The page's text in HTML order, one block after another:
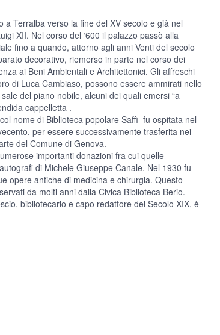
Terralba verso la fine del XV secolo e già nel
XII. Nel corso del ‘600 il palazzo passò alla
fino a quando, attorno agli anni Venti del secolo
decorativo, riemerso in parte nel corso dei
ai Beni Ambientali e Architettonici. Gli affreschi
di Luca Cambiaso, possono essere ammirati nello
del piano nobile, alcuni dei quali emersi “a
cappelletta .
nome di Biblioteca popolare Saffi fu ospitata nel
per essere successivamente trasferita nei
del Comune di Genova.
importanti donazioni fra cui quelle
di Michele Giuseppe Canale. Nel 1930 fu
opere antiche di medicina e chirurgia. Questo
da molti anni dalla Civica Biblioteca Berio.
bibliotecario e capo redattore del Secolo XIX, è